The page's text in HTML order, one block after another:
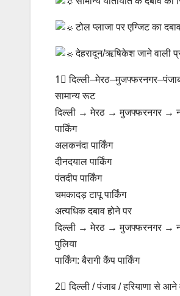
टोल प्लाजा पर एग्जिट का
देहरादून/ऋषिकेश जाने वाली
1⃣
सामान्य रूट
दिल्ली → मेरठ → मुजफ्फरनगर →
पार्किंग
अलकनंदा पार्किंग
दीनदयाल पार्किंग
पंतदीप पार्किंग
चमकादड़ टापू पार्किंग
अत्यधिक दबाव होने पर
दिल्ली → मेरठ → मुजफ्फरनगर →
पुलिया
पार्किंग: बैरागी कैंप पार्किंग
2⃣ दिल्ली / पंजाब / हरियाणा से आने